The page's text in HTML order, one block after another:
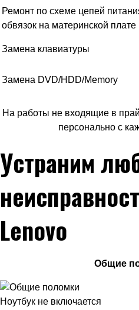
Ремонт по схеме цепей
обвязок на материнской плате
Замена клавиатуры
Замена DVD/HDD/Memory
На работы не входящие в
персонально с
Устраним
Lenovo
Общие
Ноутбук не включается